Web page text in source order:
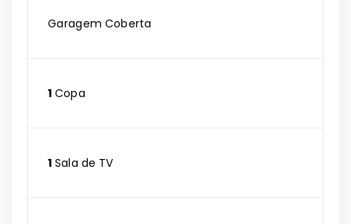
Garagem Coberta
1 Copa
1 Sala de TV